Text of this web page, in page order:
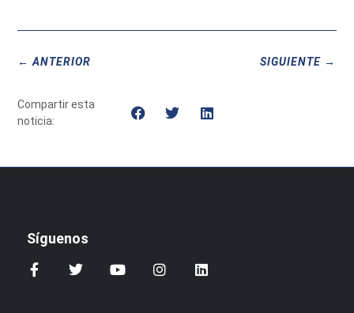
← ANTERIOR SIGUIENTE →
Compartir esta
noticia:
Síguenos